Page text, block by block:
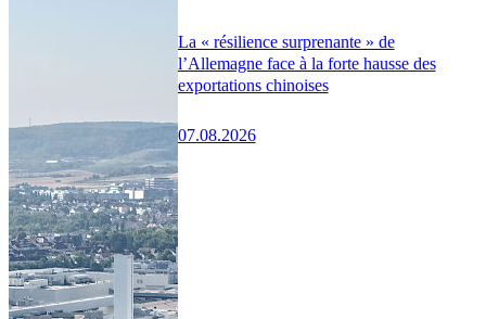
La « résilience surprenante » de
l’Allemagne face à la forte hausse des
exportations chinoises
07.08.2026